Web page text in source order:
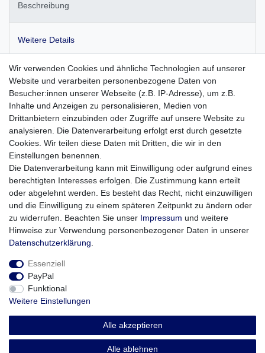
Beschreibung
Weitere Details
Flash Card AGFAPHOTO 4 GB SDHC Karte
Class 4
Speicherkarte mit 4 GB Speichervolumen. Die
Schreibgeschwindigkeit liegt bei bis zu 18 MB/s, die
Lesegeschwindigkeit liegt bei mind. 10MB/s
Mit 4 GB
Lesegeschwindigkeit: 20 MB/Sek.
Schreibgeschwindigkeit: 10 MB/Sek.
SD Card, SDHC Card.
Außenmaterial: Kunststoff
Impressum
Widerrufs­recht Vertrag widerrufen
Wir verwenden Cookies und ähnliche Technologien auf unserer
Website und verarbeiten personenbezogene Daten von
Besucher:innen unserer Webseite (z.B. IP-Adresse), um z.B.
Inhalte und Anzeigen zu personalisieren, Medien von
Drittanbietern einzubinden oder Zugriffe auf unsere Website zu
analysieren. Die Datenverarbeitung erfolgt erst durch gesetzte
Cookies. Wir teilen diese Daten mit Dritten, die wir in den
Einstellungen benennen.
Die Datenverarbeitung kann mit Einwilligung oder aufgrund eines
berechtigten Interesses erfolgen. Die Zustimmung kann erteilt
oder abgelehnt werden. Es besteht das Recht, nicht einzuwilligen
und die Einwilligung zu einem späteren Zeitpunkt zu ändern oder
zu widerrufen. Beachten Sie unser Impressum und weitere
Hinweise zur Verwendung personenbezogener Daten in unserer
Daten­schutz­erklärung
Essenziell
PayPal
Funktional
Weitere Einstellungen
Alle akzeptieren
Alle ablehnen